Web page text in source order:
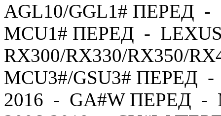
AGL10/GGL1# ПЕРЕД -
MCU1# ПЕРЕД -
RX300/RX330/RX350/
MCU3#/GSU3# ПЕРЕД
2016 - GA#W ПЕРЕД -